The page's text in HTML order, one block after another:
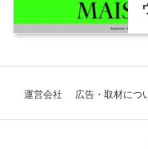
運営会社 広告・取材につ